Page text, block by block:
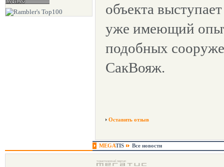
объекта
уже имеющий
подобных
СакВояж.
Оставить отзыв
MEGATIS Все новости